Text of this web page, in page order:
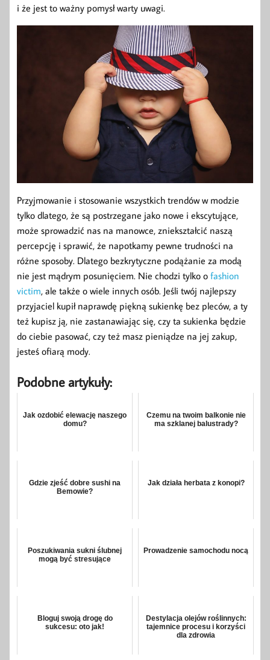
i że jest to ważny pomysł warty uwagi.
Przyjmowanie i stosowanie wszystkich trendów w modzie
tylko dlatego, że są postrzegane jako nowe i ekscytujące,
może sprowadzić nas na manowce, zniekształcić naszą
percepcję i sprawić, że napotkamy pewne trudności na
różne sposoby. Dlatego bezkrytyczne podążanie za modą
nie jest mądrym posunięciem. Nie chodzi tylko o fashion
victim, ale także o wiele innych osób. Jeśli twój najlepszy
przyjaciel kupił naprawdę piękną sukienkę bez pleców, a ty
też kupisz ją, nie zastanawiając się, czy ta sukienka będzie
do ciebie pasować, czy też masz pieniądze na jej zakup,
jesteś ofiarą mody.
Podobne artykuły:
Jak ozdobić elewację naszego
domu?
Czemu na twoim balkonie nie
ma szklanej balustrady?
Gdzie zjeść dobre sushi na
Bemowie?
Jak działa herbata z konopi?
Poszukiwania sukni ślubnej
mogą być stresujące
Prowadzenie samochodu nocą
Bloguj swoją drogę do
sukcesu: oto jak!
Destylacja olejów roślinnych:
tajemnice procesu i korzyści
dla zdrowia